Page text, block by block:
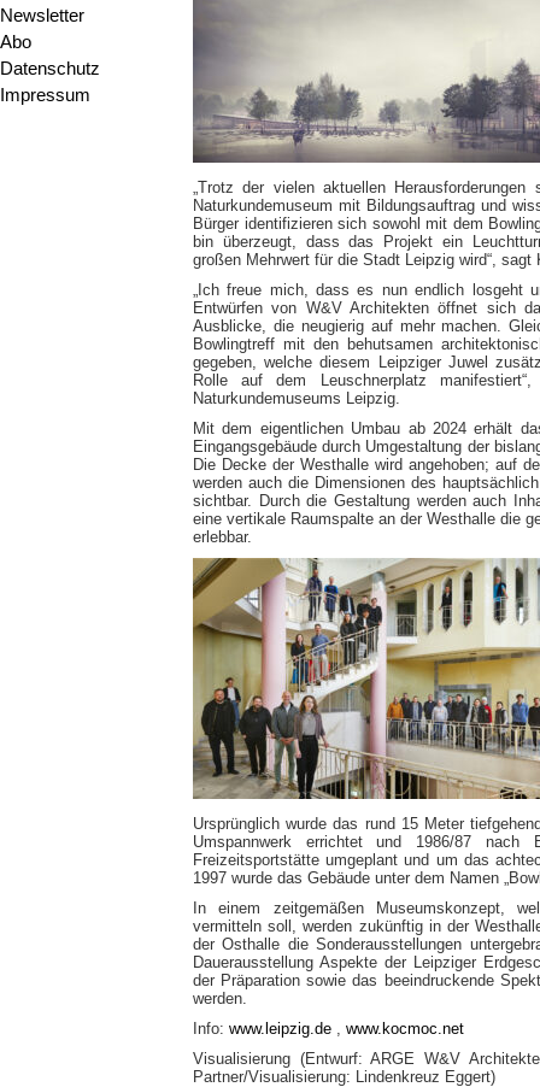
Newsletter
Abo
Datenschutz
Impressum
„Trotz der vielen aktuellen
Naturkundemuseum mit Bildungsauftrag und
Bürger identifizieren sich sowohl mit dem
bin überzeugt, dass das Projekt ein
großen Mehrwert für die Stadt Leipzig wird“,
„Ich freue mich, dass es nun endlich losgeht
Entwürfen von W&V Architekten öffnet sich
Ausblicke, die neugierig auf mehr machen.
Bowlingtreff mit den behutsamen
gegeben, welche diesem Leipziger Juwel
Rolle auf dem Leuschnerplatz
Naturkundemuseums Leipzig.
Mit dem eigentlichen Umbau ab 2024 erhält
Eingangsgebäude durch Umgestaltung der
Die Decke der Westhalle wird angehoben; auf
werden auch die Dimensionen des
sichtbar. Durch die Gestaltung werden auch
eine vertikale Raumspalte an der Westhalle die
erlebbar.
Ursprünglich wurde das rund 15 Meter
Umspannwerk errichtet und 1986/87
Freizeitsportstätte umgeplant und um das
1997 wurde das Gebäude unter dem Namen
In einem zeitgemäßen Museumskonzept,
vermitteln soll, werden zukünftig in der
der Osthalle die Sonderausstellungen
Dauerausstellung Aspekte der Leipziger
der Präparation sowie das beeindruckende
werden.
Info: www.leipzig.de , www.kocmoc.net
Visualisierung (Entwurf: ARGE W&V
Partner/Visualisierung: Lindenkreuz Eggert)